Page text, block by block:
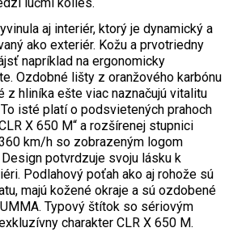
aj interiér, ktorý je dynamický a
ako exteriér. Kožu a prvotriedny
napríklad na ergonomicky
Ozdobné lišty z oranžového karbónu
z hliníka ešte viac naznačujú vitalitu
isté platí o podsvietených prahoch
X 650 M“ a rozšírenej stupnici
km/h so zobrazeným logom
potvrdzuje svoju lásku k
Podlahový poťah ako aj rohože sú
majú kožené okraje a sú ozdobené
Typový štítok so sériovým
charakter CLR X 650 M.